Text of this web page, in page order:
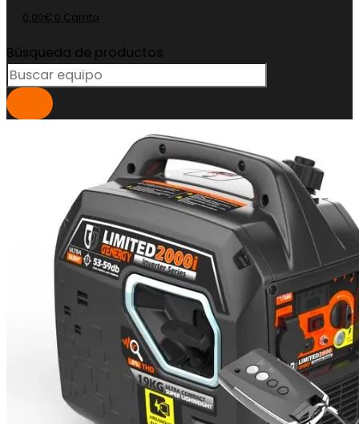
0,00€ 0 Carrito
Búsqueda de productos